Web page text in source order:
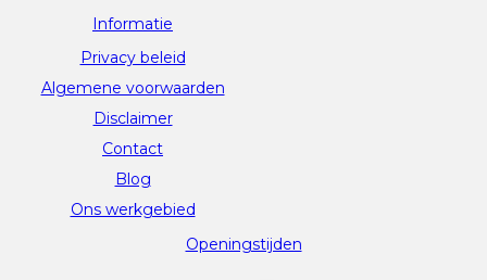
Informatie
Privacy beleid
Algemene voorwaarden
Disclaimer
Contact
Blog
Ons werkgebied
Openingstijden